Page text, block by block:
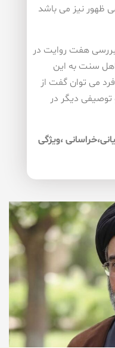
ظهور نیز می باشد
هفت روایت در
سنت به این
می توان گفت از
دیگر در
،ویژگی